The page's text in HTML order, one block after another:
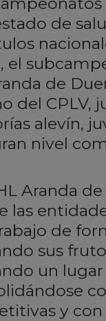
de
el
de
del CPLV,
alevín,
nivel
Aranda
las
de
sus
un
y